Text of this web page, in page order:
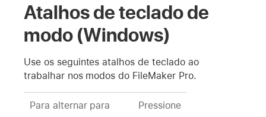
Atalhos de teclado de
modo (Windows)
Use os seguintes atalhos de teclado ao
trabalhar nos modos do FileMaker Pro.
Para alternar para Pressione